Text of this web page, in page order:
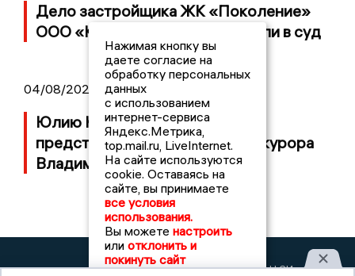
Дело застройщика ЖК «Поколение»
ООО «Капитал Строй» передали в суд
04/08/2026 11:36
Юлию Калистову официально
представили в должности прокурора
Владимирской области
2017 © NEWSVLADIMIR.RU | СИ
Нажимая кнопку вы
даете согласие на
обработку персональных
данных
с использованием
интернет-сервиса
Яндекс.Метрика,
top.mail.ru, LiveInternet.
На сайте используются
cookie. Оставаясь на
сайте, вы принимаете
все условия
использования.
Вы можете настроить
или отклонить и
покинуть сайт